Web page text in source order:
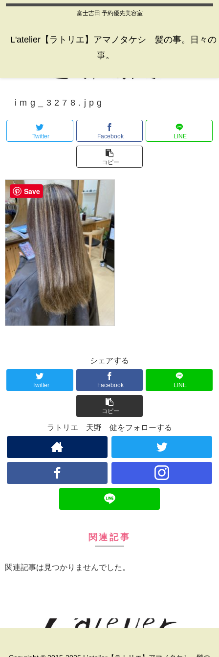
富士吉田 予約優先美容室
L'atelier【ラトリエ】アマノタケシ 髪の事。日々の
事。
img_3278.jpg
Twitter Facebook LINE
コピー
シェアする
Twitter Facebook LINE
コピー
ラトリエ 天野 健をフォローする
関連記事
関連記事は見つかりませんでした。
Save